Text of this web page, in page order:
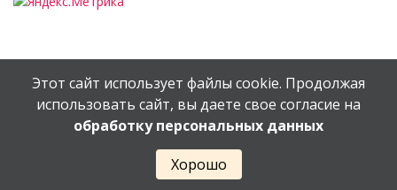
© Орехово-Зуевский железнодорожный техникум им.
В.И.Бондаренко
Сайт создан вEV-DV.RU
Этот сайт использует файлы cookie. Продолжая
использовать сайт, вы даете свое согласие на
обработку персональных данных
Хорошо